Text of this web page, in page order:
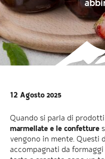
12 Agosto 2025
Quando si parla di
marmellate e le confetture
vengono in mente. Questi
accompagnati da